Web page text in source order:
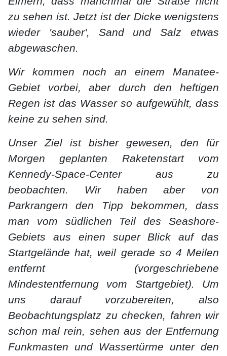
zu sehen ist. Jetzt ist der Dicke wenigstens
wieder 'sauber', Sand und Salz etwas
abgewaschen.
Wir kommen noch an einem Manatee-
Gebiet vorbei, aber durch den heftigen
Regen ist das Wasser so aufgewühlt, dass
keine zu sehen sind.
Unser Ziel ist bisher gewesen, den für
Morgen geplanten Raketenstart vom
Kennedy-Space-Center aus zu
beobachten. Wir haben aber von
Parkrangern den Tipp bekommen, dass
man vom südlichen Teil des Seashore-
Gebiets aus einen super Blick auf das
Startgelände hat, weil gerade so 4 Meilen
entfernt (vorgeschriebene
Mindestentfernung vom Startgebiet). Um
uns darauf vorzubereiten, also
Beobachtungsplatz zu checken, fahren wir
schon mal rein, sehen aus der Entfernung
Funkmasten und Wassertürme unter den